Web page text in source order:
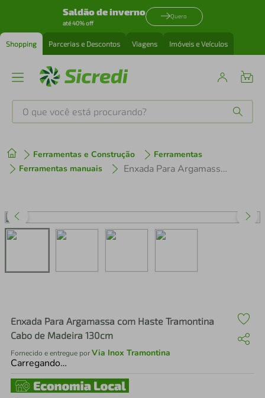
Saldão de inverno
até 40% off
Quero
Shopping Parcerias e Descontos Viagens Imóveis e Veículos
O que você está procurando?
Ferramentas e Construção
Ferramentas
Ferramentas manuais
Enxada Para Argamassa com Haste Tramontina Cabo de Madeira 130cm
Enxada Para Argamassa com Haste Tramontina
Cabo de Madeira 130cm
Fornecido e entregue porVia Inox Tramontina
Carregando…
1º tenis
3º perfume